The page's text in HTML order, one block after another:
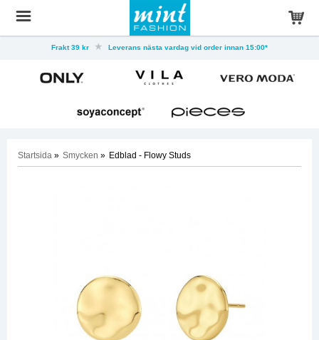
Frakt 39 kr Leverans nästa vardag vid order innan 15:00*
Startsida » Smycken » Edblad - Flowy Studs